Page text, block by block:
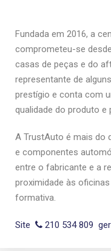
Fundada em 2016, a
comprometeu-se
casas de peças e do
representante de
prestígio e conta com
qualidade do produto e
A TrustAuto é mais do
e componentes
entre o fabricante e a
proximidade às
formativa.
Site 210 534 809